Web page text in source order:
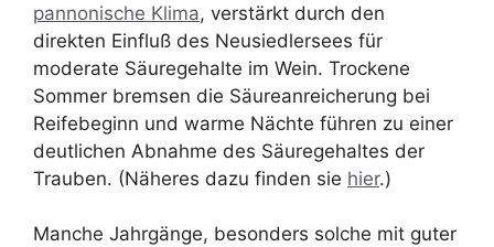
pannonische Klima, verstärkt durch den
direkten Einfluß des Neusiedlersees für
moderate Säuregehalte im Wein. Trockene
Sommer bremsen die Säureanreicherung bei
Reifebeginn und warme Nächte führen zu einer
deutlichen Abnahme des Säuregehaltes der
Trauben. (Näheres dazu finden sie hier.)
Manche Jahrgänge, besonders solche mit guter